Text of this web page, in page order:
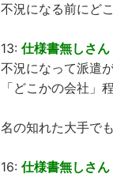
不況になる前にど
13: 仕様書無しさん
不況になって派遣
「どこかの会社」
名の知れた大手で
16: 仕様書無しさん